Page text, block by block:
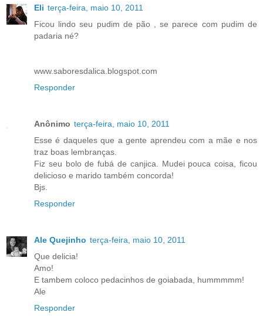
Eli terça-feira, maio 10, 2011
Ficou lindo seu pudim de pão , se parece com pudim de
padaria né?
www.saboresdalica.blogspot.com
Responder
Anônimo terça-feira, maio 10, 2011
Esse é daqueles que a gente aprendeu com a mãe e nos
traz boas lembranças.
Fiz seu bolo de fubá de canjica. Mudei pouca coisa, ficou
delicioso e marido também concorda!
Bjs.
Responder
Ale Quejinho terça-feira, maio 10, 2011
Que delicia!
Amo!
E tambem coloco pedacinhos de goiabada, hummmmm!
Ale
Responder